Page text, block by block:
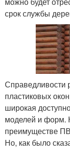
срок службы
Справедливости
пластиковых
широкая
моделей и форм.
преимуществе
Но, как было